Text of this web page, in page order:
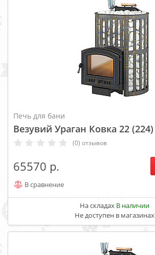
Печь для бани
Везувий Ураган Ковка 22 (224)
(0) отзывов
65570
В сравнение
На складах В наличии
Не доступен в магазинах